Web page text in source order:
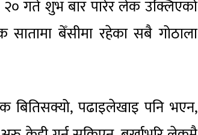
गते शुभ बार पारेर लेक उक्लिएको
बेँसीमा रहेका सबै गोठाला
पढाइलेखाइ पनि भएन,